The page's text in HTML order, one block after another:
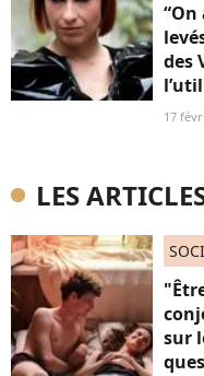
des
17
LES
sur